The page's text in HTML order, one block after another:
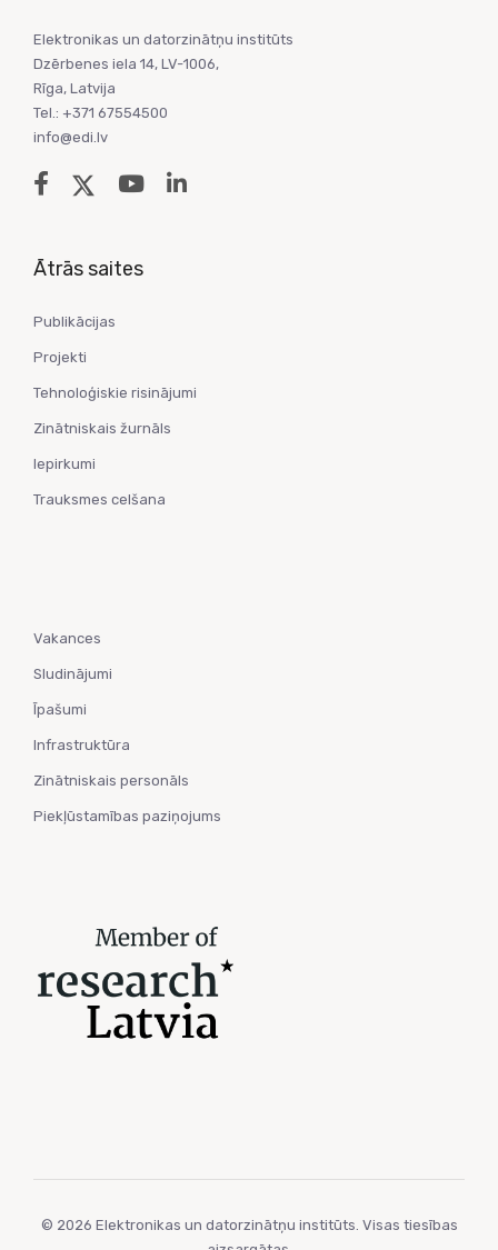
Elektronikas un datorzinātņu institūts
Dzērbenes iela 14, LV-1006,
Rīga, Latvija
Tel.: +371 67554500
info@edi.lv
Ātrās saites
Publikācijas
Projekti
Tehnoloģiskie risinājumi
Zinātniskais žurnāls
Iepirkumi
Trauksmes celšana
Vakances
Sludinājumi
Īpašumi
Infrastruktūra
Zinātniskais personāls
Piekļūstamības paziņojums
© 2026 Elektronikas un datorzinātņu institūts. Visas tiesības